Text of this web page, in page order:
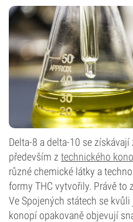
Delta-8 a delta-10 se získávají
především z technického
různé chemické látky a
formy THC vytvořily. Právě to
Ve Spojených státech se
konopí opakovaně objevují